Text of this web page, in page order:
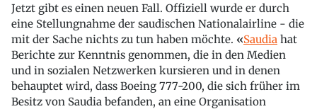
Jetzt gibt es einen neuen Fall. Offiziell wurde er durch
eine Stellungnahme der saudischen Nationalairline - die
mit der Sache nichts zu tun haben möchte. «Saudia hat
Berichte zur Kenntnis genommen, die in den Medien
und in sozialen Netzwerken kursieren und in denen
behauptet wird, dass Boeing 777-200, die sich früher im
Besitz von Saudia befanden, an eine Organisation